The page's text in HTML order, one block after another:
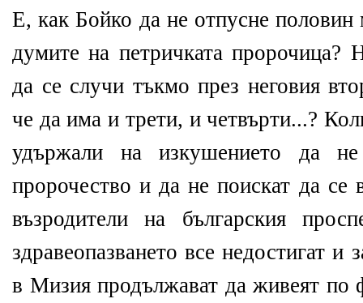
Е, как Бойко да не отпусне половин
думите на петричката пророчица?
да се случи тъкмо през неговия
че да има и трети, и четвърти...?
удържали на изкушението да
пророчество и да не поискат да се
възродители на българския
здравеопазването все недостигат и
в Мизия продължават да живеят по